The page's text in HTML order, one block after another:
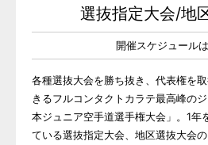
選抜指定大会/地
開催スケジュール
各種選抜大会を勝ち抜き、代表権を
きるフルコンタクトカラテ最高峰の
本ジュニア空手道選手権大会」。1年
ている選抜指定大会、地区選抜大会